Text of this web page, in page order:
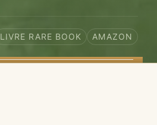
LIVRE RARE BOOK AMAZON